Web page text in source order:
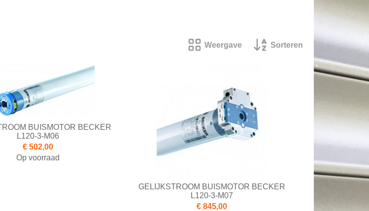
Weergave Sorteren
BUISMOTOR BECKER
L120-3-M06
€ 502,00
Op voorraad
GELIJKSTROOM BUISMOTOR BECKER
L120-3-M07
€ 845,00